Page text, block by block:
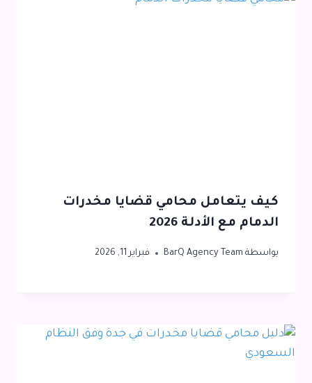
كيف يتعامل محامي قضايا مخدرات
الدمام مع الأدلة 2026
بواسطة BarQ Agency Team فبراير 11, 2026